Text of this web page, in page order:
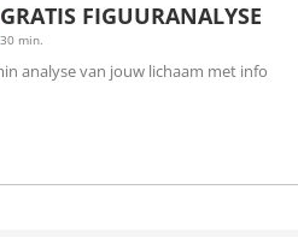
GRATIS FIGUURANALYSE
30 min.
analyse van jouw lichaam met info